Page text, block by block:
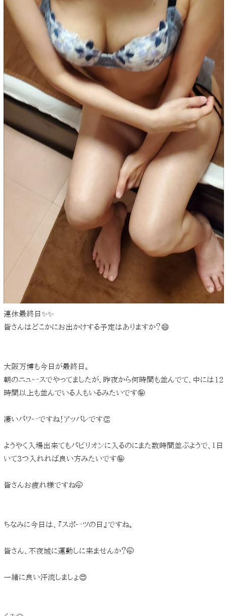
連休最終日✨✨
皆さんはどこかにお出かけする予定はありますか？😄
大阪万博も今日が最終日。
朝のニュースでやってましたが、昨夜から何時間も並んでて、中には12
時間以上も並んでいる人もいるみたいです🤪
凄いパワーですね！アッパレです👏
ようやく入場出来てもパビリオンに入るのにまた数時間並ぶようで、１日
いて3つ入れれば良い方みたいです🤪
皆さんお疲れ様ですね🤭
ちなみに今日は、『スポーツの日』ですね。
皆さん、不夜城に運動しに来ませんか？🤭
一緒に良い汗流しましょ😍